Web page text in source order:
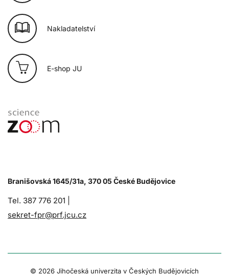
Nakladatelství
E-shop JU
Branišovská 1645/31a, 370 05 České Budějovice
Tel. 387 776 201 |
sekret-fpr@prf.jcu.cz
© 2026 Jihočeská univerzita v Českých Budějovicích